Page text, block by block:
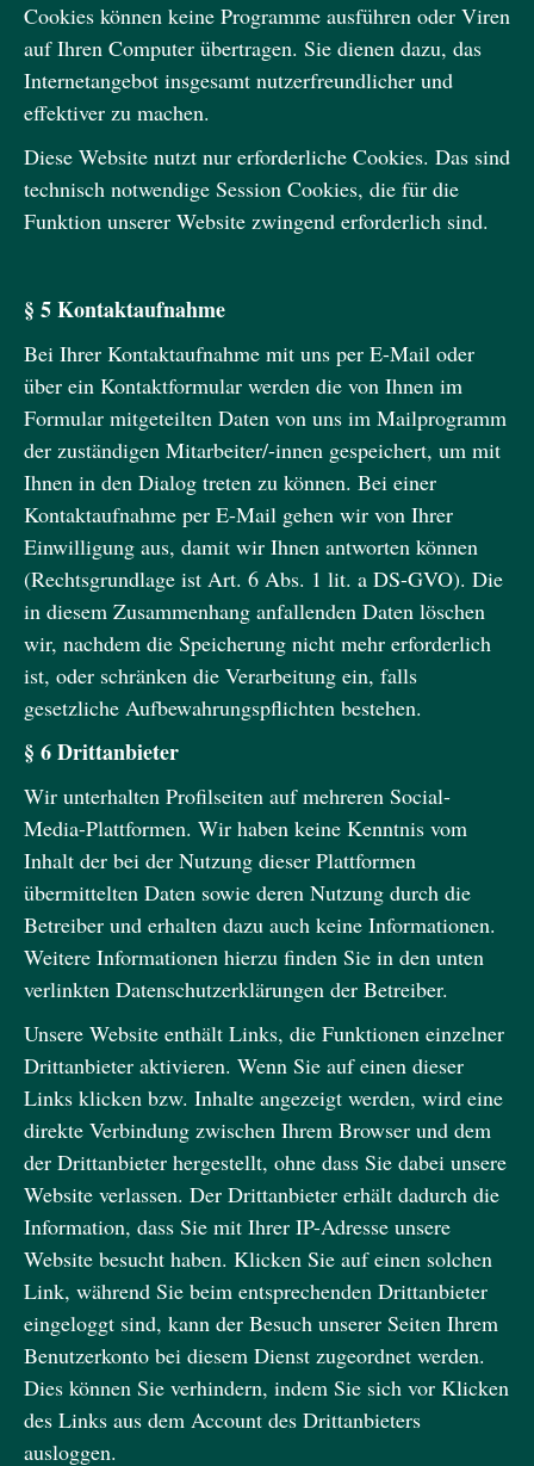
Cookies können keine Programme ausführen oder Viren
auf Ihren Computer übertragen. Sie dienen dazu, das
Internetangebot insgesamt nutzerfreundlicher und
effektiver zu machen.
Diese Website nutzt nur erforderliche Cookies. Das sind
technisch notwendige Session Cookies, die für die
Funktion unserer Website zwingend erforderlich sind.
§ 5 Kontaktaufnahme
Bei Ihrer Kontaktaufnahme mit uns per E-Mail oder
über ein Kontaktformular werden die von Ihnen im
Formular mitgeteilten Daten von uns im Mailprogramm
der zuständigen Mitarbeiter/-innen gespeichert, um mit
Ihnen in den Dialog treten zu können. Bei einer
Kontaktaufnahme per E-Mail gehen wir von Ihrer
Einwilligung aus, damit wir Ihnen antworten können
(Rechtsgrundlage ist Art. 6 Abs. 1 lit. a DS-GVO). Die
in diesem Zusammenhang anfallenden Daten löschen
wir, nachdem die Speicherung nicht mehr erforderlich
ist, oder schränken die Verarbeitung ein, falls
gesetzliche Aufbewahrungspflichten bestehen.
§ 6 Drittanbieter
Wir unterhalten Profilseiten auf mehreren Social-
Media-Plattformen. Wir haben keine Kenntnis vom
Inhalt der bei der Nutzung dieser Plattformen
übermittelten Daten sowie deren Nutzung durch die
Betreiber und erhalten dazu auch keine Informationen.
Weitere Informationen hierzu finden Sie in den unten
verlinkten Datenschutzerklärungen der Betreiber.
Unsere Website enthält Links, die Funktionen einzelner
Drittanbieter aktivieren. Wenn Sie auf einen dieser
Links klicken bzw. Inhalte angezeigt werden, wird eine
direkte Verbindung zwischen Ihrem Browser und dem
der Drittanbieter hergestellt, ohne dass Sie dabei unsere
Website verlassen. Der Drittanbieter erhält dadurch die
Information, dass Sie mit Ihrer IP-Adresse unsere
Website besucht haben. Klicken Sie auf einen solchen
Link, während Sie beim entsprechenden Drittanbieter
eingeloggt sind, kann der Besuch unserer Seiten Ihrem
Benutzerkonto bei diesem Dienst zugeordnet werden.
Dies können Sie verhindern, indem Sie sich vor Klicken
des Links aus dem Account des Drittanbieters
ausloggen.